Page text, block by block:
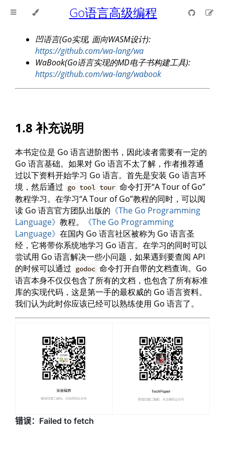
Go语言高级编程
凹语言(Go实现, 面向WASM设计):
https://github.com/wa-lang/wa
WaBook(Go语言实现的MD电子书构建工具):
https://github.com/wa-lang/wabook
1.8 补充说明
本书定位是 Go 语言进阶图书，因此读者需要有一定的
Go 语言基础。如果对 Go 语言不太了解，作者推荐通
过以下资料开始学习 Go 语言。首先是安装 Go 语言环
境，然后通过 go tool tour 命令打开“A Tour of Go”
教程学习。在学习“A Tour of Go”教程的同时，可以阅
读 Go 语言官方团队出版的 《The Go Programming
Language》 教程。
《The Go Programming
Language》 在国内 Go 语言社区被称为 Go 语言圣
经，它将带你系统地学习 Go 语言。在学习的同时可以
尝试用 Go 语言解决一些小问题，如果遇到要查阅 API
的时候可以通过 godoc 命令打开自带的文档查询。Go
语言本身不仅仅包含了所有的文档，也包含了所有标准
库的实现代码，这是第一手的最权威的 Go 语言资料。
我们认为此时你应该已经可以熟练使用 Go 语言了。